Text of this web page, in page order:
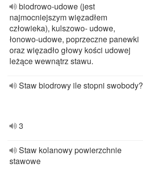
biodrowo‐udowe (jest
najmocniejszym więzadłem
człowieka), kulszowo‐ udowe,
łonowo‐udowe, poprzeczne panewki
oraz więzadło głowy kości udowej
leżące wewnątrz stawu.
Staw biodrowy ile stopni swobody?
3
Staw kolanowy powierzchnie
stawowe